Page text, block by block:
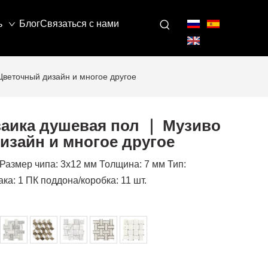
БлогСвязаться с нами
дизайн и многое другое
душевая пол ｜ Музиво
и многое другое
чипа: 3x12 мм Толщина: 7 мм Тип:
1 ПК поддона/коробка: 11 шт.